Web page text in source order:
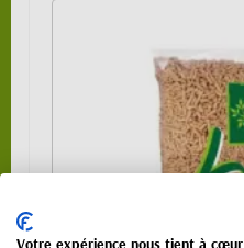
Votre expérience nous tient à cœur